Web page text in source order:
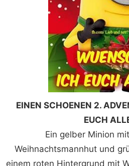
EINEN SCHOENEN 2.
EUCH
Ein gelber Minion
Weihnachtsmannhut und
einem roten Hintergrund mit